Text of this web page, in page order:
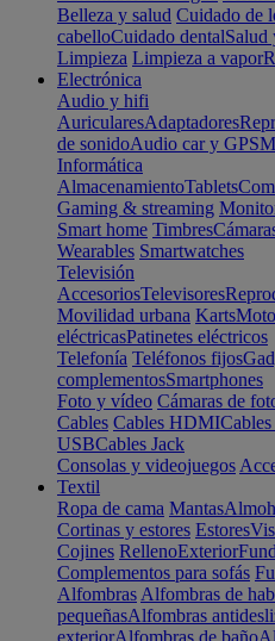
Belleza y salud Cuidado de
cabelloCuidado dentalSalud
Limpieza Limpieza a vapor
Electrónica
Audio y hifi
AuricularesAdaptadores
de sonidoAudio car y GPS
Informática
AlmacenamientoTablets
Gaming & streaming
Smart home Timbres
Wearables Smartwatches
Televisión
AccesoriosTelevisores
Movilidad urbana Karts
eléctricasPatinetes eléctricos
Telefonía Teléfonos fijos
complementosSmartphones
Foto y vídeo Cámaras de
Cables Cables HDMI
USBCables Jack
Consolas y videojuegos
Textil
Ropa de cama Mantas
Cortinas y estores Estores
Cojines RellenoExterior
Complementos para sofás
Alfombras Alfombras de
pequeñasAlfombras
exteriorAlfombras de baño